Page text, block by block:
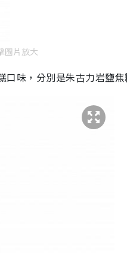
圖片放大
味，分別是朱古力岩鹽焦